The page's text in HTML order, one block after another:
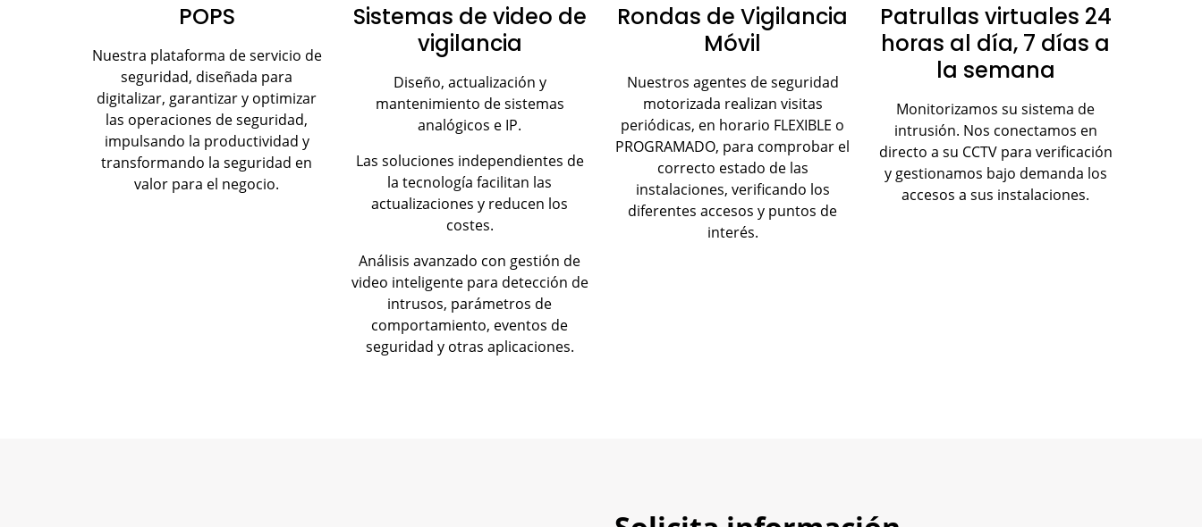
POPS
Nuestra plataforma de servicio de
seguridad, diseñada para
digitalizar, garantizar y optimizar
las operaciones de seguridad,
impulsando la productividad y
transformando la seguridad en
valor para el negocio.
Sistemas de video de
vigilancia
Diseño, actualización y
mantenimiento de sistemas
analógicos e IP.
Las soluciones independientes de
la tecnología facilitan las
actualizaciones y reducen los
costes.
Análisis avanzado con gestión de
video inteligente para detección de
intrusos, parámetros de
comportamiento, eventos de
seguridad y otras aplicaciones.
Rondas de Vigilancia
Móvil
Nuestros agentes de seguridad
motorizada realizan visitas
periódicas, en horario FLEXIBLE o
PROGRAMADO, para comprobar el
correcto estado de las
instalaciones, verificando los
diferentes accesos y puntos de
interés.
Patrullas virtuales 24
horas al día, 7 días a
la semana
Monitorizamos su sistema de
intrusión. Nos conectamos en
directo a su CCTV para verificación
y gestionamos bajo demanda los
accesos a sus instalaciones.